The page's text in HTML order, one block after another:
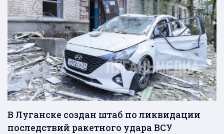
В Луганске создан штаб по ликвидации
последствий ракетного удара ВСУ